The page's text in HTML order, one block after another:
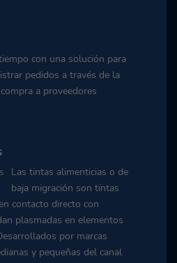
con una solución para
pedidos a través de la
a proveedores
Las tintas alimenticias o de
baja migración son tintas
contacto directo con
plasmadas en elementos
por marcas
y pequeñas del canal